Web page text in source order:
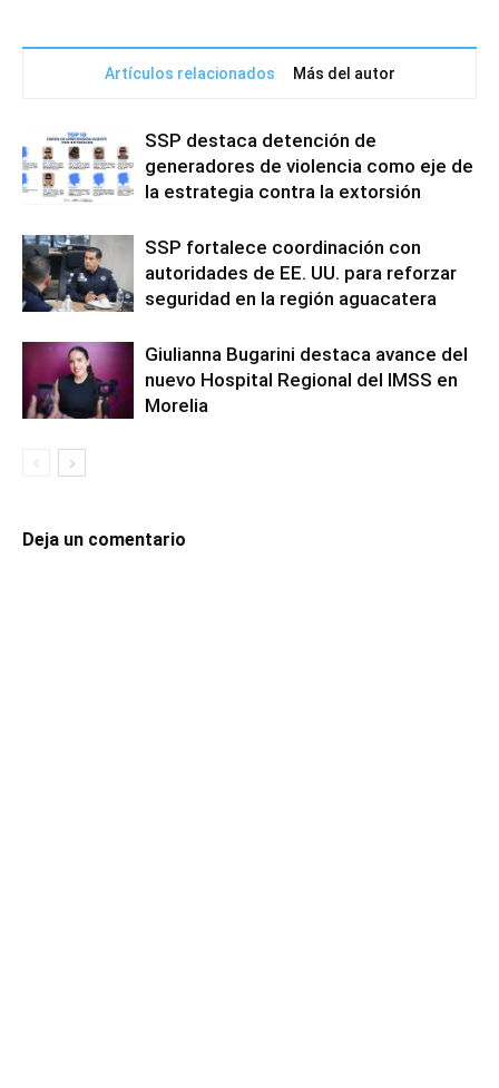
Artículos relacionados Más del autor
SSP destaca detención de
generadores de violencia como eje de
la estrategia contra la extorsión
SSP fortalece coordinación con
autoridades de EE. UU. para reforzar
seguridad en la región aguacatera
Giulianna Bugarini destaca avance del
nuevo Hospital Regional del IMSS en
Morelia
Deja un comentario